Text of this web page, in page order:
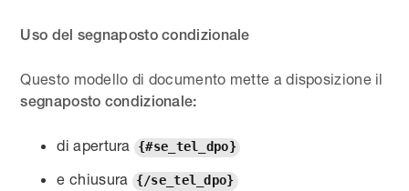
Uso del segnaposto condizionale
Questo modello di documento mette a disposizione il
segnaposto condizionale:
di apertura {#se_tel_dpo}
e chiusura {/se_tel_dpo}